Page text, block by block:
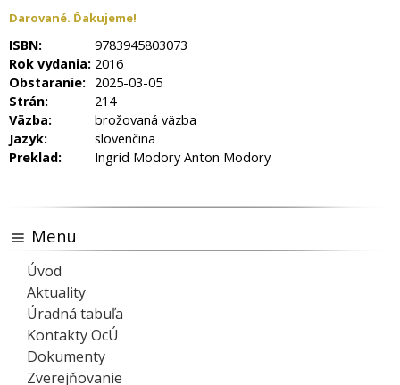
Darované. Ďakujeme!
ISBN:
9783945803073
Rok vydania: 2016
Obstaranie: 2025-03-05
Strán:
214
Väzba:
brožovaná väzba
Jazyk:
slovenčina
Preklad:
Ingrid Modory Anton Modory
Menu
Úvod
Aktuality
Úradná tabuľa
Kontakty OcÚ
Dokumenty
Zverejňovanie